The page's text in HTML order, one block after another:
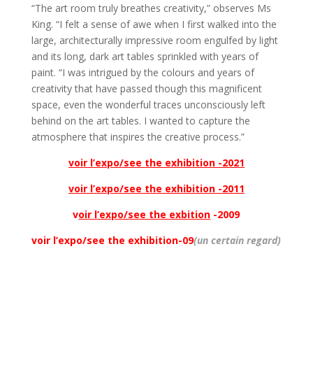
“The art room truly breathes creativity,” observes Ms
King. “I felt a sense of awe when I first walked into the
large, architecturally impressive room engulfed by light
and its long, dark art tables sprinkled with years of
paint. “I was intrigued by the colours and years of
creativity that have passed though this magnificent
space, even the wonderful traces unconsciously left
behind on the art tables. I wanted to capture the
atmosphere that inspires the creative process.”
voir l’expo/see the exhibition -2021
voir l’expo/see the exhibition -2011
voir l’expo/see the exbition -2009
voir l’expo/see the exhibition-09(un certain regard)